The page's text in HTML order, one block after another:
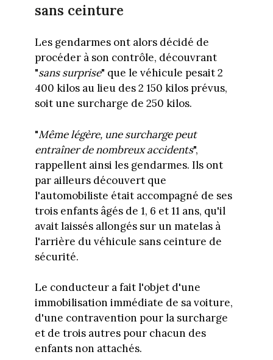
sans ceinture
Les gendarmes ont alors décidé de
procéder à son contrôle, découvrant
"sans surprise" que le véhicule pesait 2
400 kilos au lieu des 2 150 kilos prévus,
soit une surcharge de 250 kilos.
"Même légère, une surcharge peut
entraîner de nombreux accidents",
rappellent ainsi les gendarmes. Ils ont
par ailleurs découvert que
l'automobiliste était accompagné de ses
trois enfants âgés de 1, 6 et 11 ans, qu'il
avait laissés allongés sur un matelas à
l'arrière du véhicule sans ceinture de
sécurité.
Le conducteur a fait l'objet d'une
immobilisation immédiate de sa voiture,
d'une contravention pour la surcharge
et de trois autres pour chacun des
enfants non attachés.